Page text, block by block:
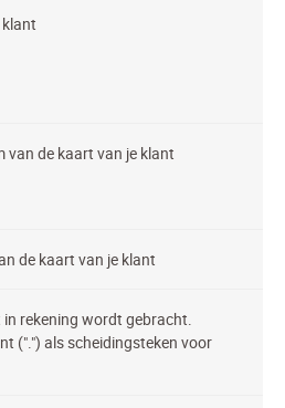
van de kaart van je klant
de kaart van je klant
rekening wordt gebracht.
(".") als scheidingsteken voor